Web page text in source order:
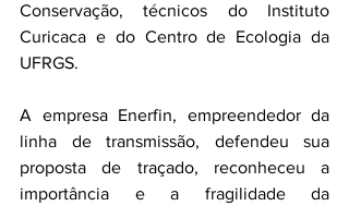
Conservação, técnicos do Instituto
Curicaca e do Centro de Ecologia da
UFRGS.
A empresa Enerfin, empreendedor da
linha de transmissão, defendeu sua
proposta de traçado, reconheceu a
importância e a fragilidade da